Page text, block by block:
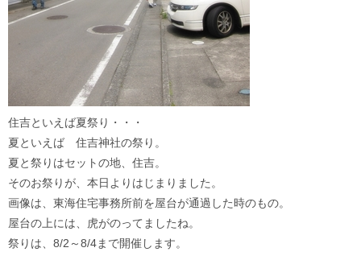
住吉といえば夏祭り・・・
夏といえば 住吉神社の祭り。
夏と祭りはセットの地、住吉。
そのお祭りが、本日よりはじまりました。
画像は、東海住宅事務所前を屋台が通過した時のもの。
屋台の上には、虎がのってましたね。
祭りは、8/2～8/4まで開催します。